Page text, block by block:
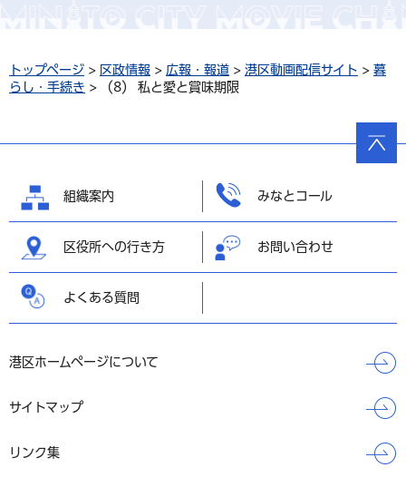
トップページ > 区政情報 > 広報・報道 > 港区動画配信サイト > 暮
らし・手続き > （8） 私と愛と賞味期限
組織案内 みなとコール
区役所への行き方 お問い合わせ
よくある質問
港区ホームページについて
サイトマップ
リンク集
ページ
の先頭